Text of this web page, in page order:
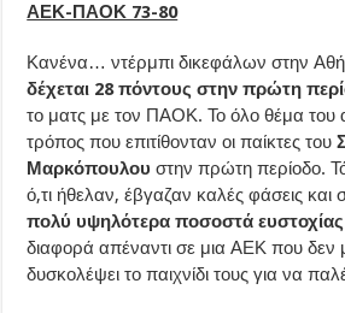
ΑΕΚ-ΠΑΟΚ 73-80
Κανένα… ντέρμπι δικεφάλων στην
δέχεται 28 πόντους στην πρώτη
το ματς με τον ΠΑΟΚ. Το όλο θέμα του
τρόπος που επιτίθονταν οι παίκτες του
Μαρκόπουλου στην πρώτη περίοδο.
ό,τι ήθελαν, έβγαζαν καλές φάσεις και
πολύ υψηλότερα ποσοστά ευστοχίας
διαφορά απέναντι σε μια ΑΕΚ που δεν
δυσκολέψει το παιχνίδι τους για να